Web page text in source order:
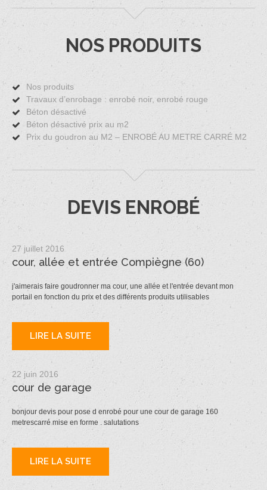
NOS PRODUITS
Nos produits
Travaux d’enrobage : enrobé noir, enrobé rouge
Béton désactivé
Béton désactivé prix au m2
Prix du goudron au M2 – ENROBÉ AU METRE CARRÉ M2
DEVIS ENROBÉ
27 juillet 2016
cour, allée et entrée Compiègne (60)
j'aimerais faire goudronner ma cour, une allée et l'entrée devant mon
portail en fonction du prix et des différents produits utilisables
LIRE LA SUITE
22 juin 2016
cour de garage
bonjour devis pour pose d enrobé pour une cour de garage 160
metrescarré mise en forme . salutations
LIRE LA SUITE